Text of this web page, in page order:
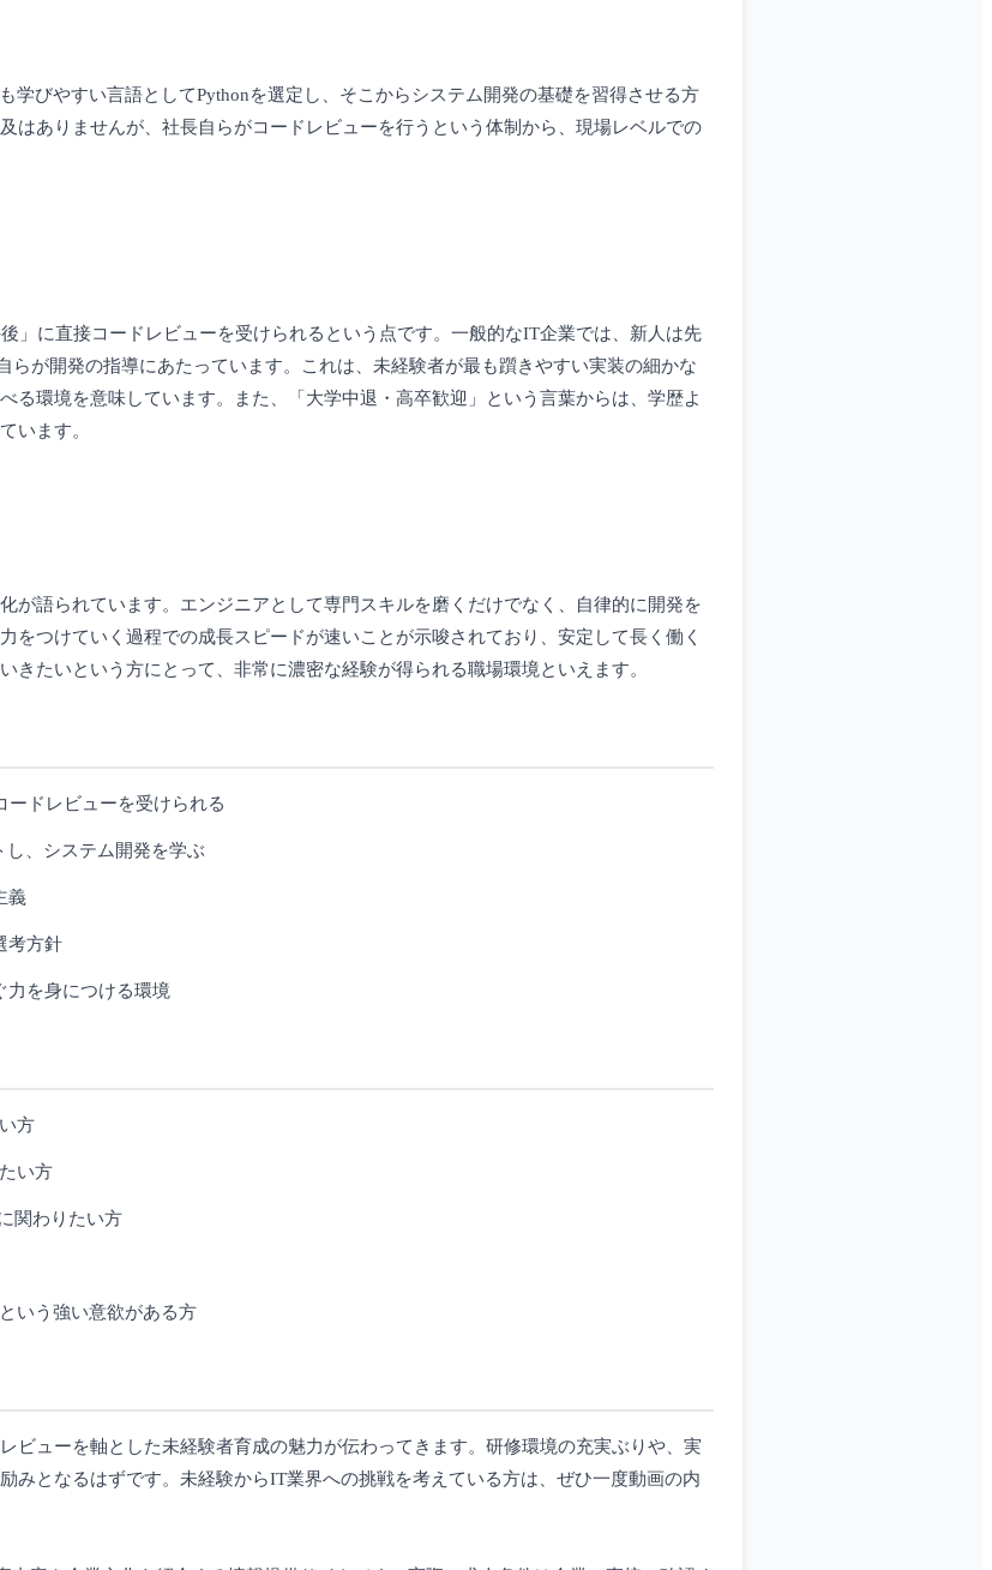
学びやすい言語としてPythonを選定し、そこからシステム開発の基礎を習得させる方
はありませんが、社長自らがコードレビューを行うという体制から、現場レベルでの
」に直接コードレビューを受けられるという点です。一般的なIT企業では、新人は先
が開発の指導にあたっています。これは、未経験者が最も躓きやすい実装の細かな
環境を意味しています。また、「大学中退・高卒歓迎」という言葉からは、学歴よ
います。
が語られています。エンジニアとして専門スキルを磨くだけでなく、自律的に開発を
つけていく過程での成長スピードが速いことが示唆されており、安定して長く働く
たいという方にとって、非常に濃密な経験が得られる職場環境といえます。
ードレビューを受けられる
、システム開発を学ぶ
義
考方針
力を身につける環境
方
い方
関わりたい方
いう強い意欲がある方
ビューを軸とした未経験者育成の魅力が伝わってきます。研修環境の充実ぶりや、実
みとなるはずです。未経験からIT業界への挑戦を考えている方は、ぜひ一度動画の内